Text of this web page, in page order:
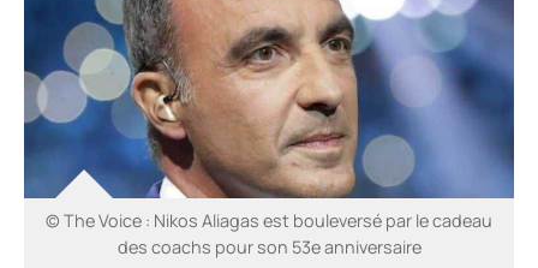
© The Voice : Nikos Aliagas est bouleversé par le cadeau
des coachs pour son 53e anniversaire